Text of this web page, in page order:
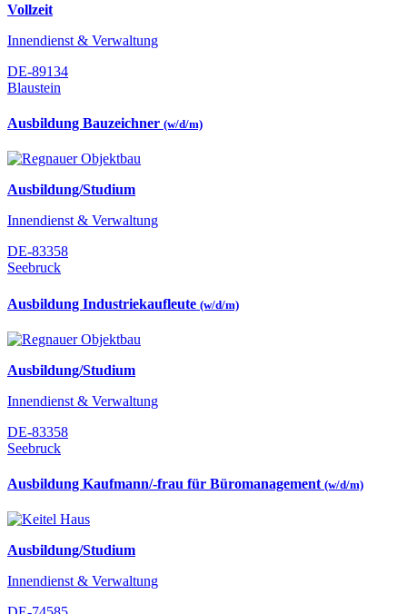
Vollzeit
Innendienst & Verwaltung
DE-89134
Blaustein
Ausbildung Bauzeichner (w/d/m)
Ausbildung/Studium
Innendienst & Verwaltung
DE-83358
Seebruck
Ausbildung Industriekaufleute (w/d/m)
Ausbildung/Studium
Innendienst & Verwaltung
DE-83358
Seebruck
Ausbildung Kaufmann/-frau für Büromanagement (w/d/m)
Ausbildung/Studium
Innendienst & Verwaltung